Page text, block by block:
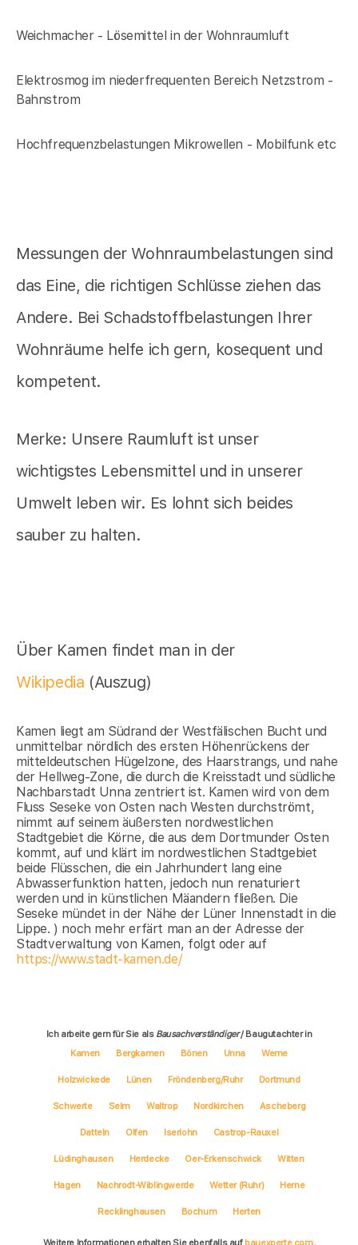
Weichmacher - Lösemittel in der Wohnraumluft
Elektrosmog im niederfrequenten Bereich Netzstrom -
Bahnstrom
Hochfrequenzbelastungen Mikrowellen - Mobilfunk etc
Messungen der Wohnraumbelastungen sind
das Eine, die richtigen Schlüsse ziehen das
Andere. Bei Schadstoffbelastungen Ihrer
Wohnräume helfe ich gern, kosequent und
kompetent.
Merke: Unsere Raumluft ist unser
wichtigstes Lebensmittel und in unserer
Umwelt leben wir. Es lohnt sich beides
sauber zu halten.
Über Kamen findet man in der
Wikipedia (Auszug)
Kamen liegt am Südrand der Westfälischen Bucht und
unmittelbar nördlich des ersten Höhenrückens der
mitteldeutschen Hügelzone, des Haarstrangs, und nahe
der Hellweg-Zone, die durch die Kreisstadt und südliche
Nachbarstadt Unna zentriert ist. Kamen wird von dem
Fluss Seseke von Osten nach Westen durchströmt,
nimmt auf seinem äußersten nordwestlichen
Stadtgebiet die Körne, die aus dem Dortmunder Osten
kommt, auf und klärt im nordwestlichen Stadtgebiet
beide Flüsschen, die ein Jahrhundert lang eine
Abwasserfunktion hatten, jedoch nun renaturiert
werden und in künstlichen Mäandern fließen. Die
Seseke mündet in der Nähe der Lüner Innenstadt in die
Lippe. ) noch mehr erfärt man an der Adresse der
Stadtverwaltung von Kamen, folgt oder auf
https://www.stadt-kamen.de/
Ich arbeite gern für Sie als Bausachverständiger/ Baugutachter in
Kamen
Bergkamen Bönen Unna Werne
Holzwickede Lünen Fröndenberg/Ruhr Dortmund
Schwerte Selm Waltrop Nordkirchen Ascheberg
Datteln Olfen Iserlohn Castrop-Rauxel
Lüdinghausen Herdecke Oer-Erkenschwick Witten
Hagen Nachrodt-Wiblingwerde Wetter (Ruhr) Herne
Recklinghausen Bochum Herten
Weitere Informationen erhalten Sie ebenfalls auf bauexperte.com,